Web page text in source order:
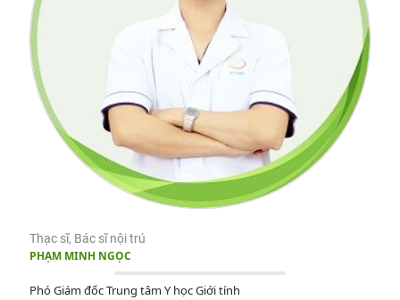
Thạc sĩ, Bác sĩ nội trú
PHẠM MINH NGỌC
Phó Giám đốc Trung tâm Y học Giới tính